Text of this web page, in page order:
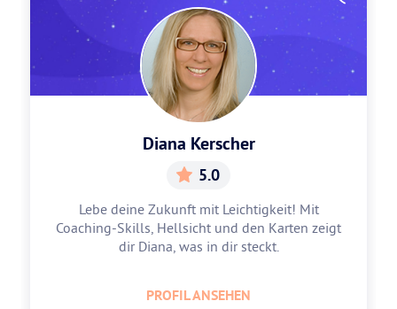
Diana Kerscher
5.0
Lebe deine Zukunft mit Leichtigkeit! Mit
Coaching-Skills, Hellsicht und den Karten zeigt
dir Diana, was in dir steckt.
PROFIL ANSEHEN